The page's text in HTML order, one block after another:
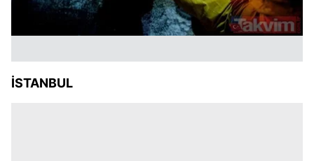
İSTANBUL